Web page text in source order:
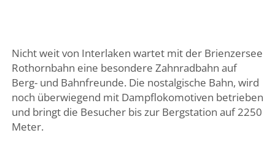
Nicht weit von Interlaken wartet mit der Brienzersee
Rothornbahn eine besondere Zahnradbahn auf
Berg- und Bahnfreunde. Die nostalgische Bahn, wird
noch überwiegend mit Dampflokomotiven betrieben
und bringt die Besucher bis zur Bergstation auf 2250
Meter.